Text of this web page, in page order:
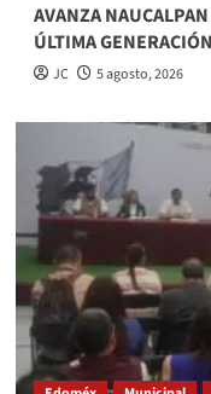
AVANZA
ÚLTIMA
JC 5 agosto, 2026